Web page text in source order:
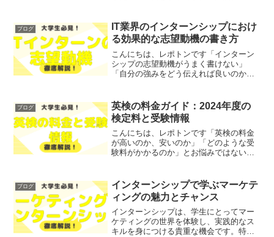
的な概念や目的について詳しく解説しま
す。この記事では、プレゼ...
ブログ
IT業界のインターンシップにおけ
る効果的な志望動機の書き方
こんにちは、レポトンです「インターン
シップの志望動機がうまく書けない」
「自分の強みをどう伝えれば良いのか」
の志望動機の書き方を、わかりやすく解
説します！レポトンこの記...
ブログ
英検の料金ガイド：2024年度の
検定料と受験情報
こんにちは、レポトンです「英検の料金
が高いのか、安いのか」「どのような受
験料がかかるのか」とお悩みではないで
解説します！レポトンこの記事は次のよ
うな人におすすめ！英...
ブログ
インターンシップで学ぶマーケテ
ィングの魅力とチャンス
インターンシップは、学生にとってマー
ケティングの世界を体験し、実践的なス
キルを身につける貴重な機会です。特に